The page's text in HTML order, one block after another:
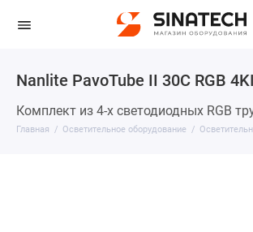
Nanlite PavoTube II 30C RGB
Комплект из 4-х светодиодных RGB
Главная Осветительное оборудование